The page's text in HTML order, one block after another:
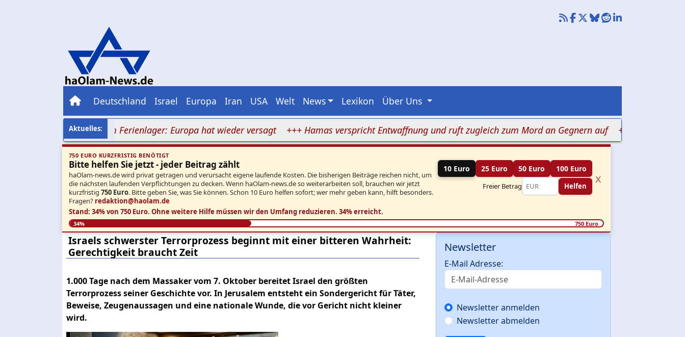
Deutschland Israel Europa Iran USA Welt News Lexikon Über Uns
vor jüdischem Ferienlager: Europa hat wieder versagt +++ Hamas verspricht Entwaffnung und ruft zugleich zum Mord an Gegnern auf +++ Judenhass in
750 EURO KURZFRISTIG BENÖTIGT
Bitte helfen Sie jetzt - jeder Beitrag zählt
haOlam-news.de wird privat getragen und verursacht eigene laufende Kosten. Die bisherigen Beiträge reichen nicht, um
die nächsten laufenden Verpflichtungen zu decken. Wenn haOlam-news.de so weiterarbeiten soll, brauchen wir jetzt
kurzfristig 750 Euro. Bitte geben Sie, was Sie können. Schon 10 Euro helfen sofort; wer mehr geben kann, hilft besonders.
Fragen? redaktion@haolam.de
10 Euro 25 Euro 50 Euro 100 Euro
Freier Betrag Helfen
x
Stand: 34% von 750 Euro. Ohne weitere Hilfe müssen wir den Umfang reduzieren. 34% erreicht.
34% 750 Euro
Israels schwerster Terrorprozess beginnt mit einer bitteren Wahrheit:
Gerechtigkeit braucht Zeit
1.000 Tage nach dem Massaker vom 7. Oktober bereitet Israel den größten
Terrorprozess seiner Geschichte vor. In Jerusalem entsteht ein Sondergericht für Täter,
Beweise, Zeugenaussagen und eine nationale Wunde, die vor Gericht nicht kleiner
wird.
Newsletter
E-Mail Adresse:
Newsletter anmelden
Newsletter abmelden